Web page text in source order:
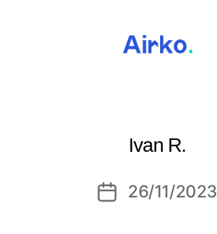
Ivan R.
Date26/11/2023